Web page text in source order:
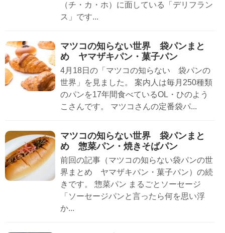
（チ・カ・ホ）に面している「デリフラン
ス」です...
マツコの知らない世界 袋パンまと
め ヤマザキパン・菓子パン
4月18日の「マツコの知らない 袋パンの
世界」を見ました。 案内人は毎月250種類
のパンを17年間食べているOL・ひのよう
こさんです。 マツコさんの定番袋パ...
マツコの知らない世界 袋パンまと
め 惣菜パン・焼きそばパン
前回の記事（マツコの知らない袋パンの世
界まとめ ヤマザキパン・菓子パン）の続
きです。 惣菜パン まるごとソーセージ
「ソーセージパンと言ったら何を思い浮
か...